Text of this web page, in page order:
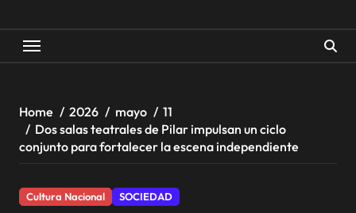
Home 2026 mayo
11
Dos salas teatrales de Pilar impulsan un ciclo
conjunto para fortalecer la escena independiente
Cultura Nacional SOCIEDAD